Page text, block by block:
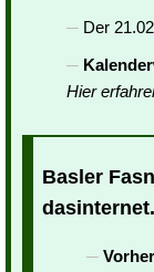
Der
Hier
Basler